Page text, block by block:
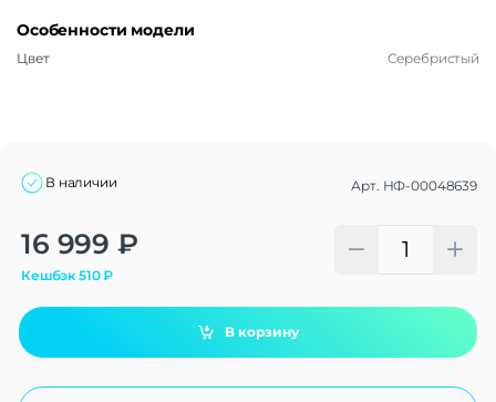
Особенности модели
Цвет Серебристый
В наличии Арт. НФ-00048639
16 999 ₽
Кешбэк510₽
В корзину
Alternative: